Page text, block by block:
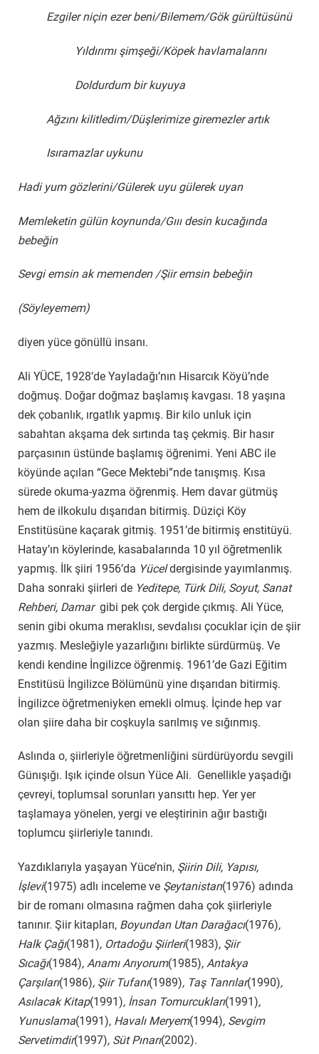
Ezgiler niçin ezer beni/Bilemem/Gök gürültüsünü
Yıldırımı şimşeği/Köpek havlamalarını
Doldurdum bir kuyuya
Ağzını kilitledim/Düşlerimize giremezler artık
Isıramazlar uykunu
Hadi yum gözlerini/Gülerek uyu gülerek uyan
Memleketin gülün koynunda/Gııı desin kucağında
bebeğin
Sevgi emsin ak memenden /Şiir emsin bebeğin
(Söyleyemem)
diyen yüce gönüllü insanı.
Ali YÜCE, 1928’de Yayladağı’nın Hisarcık Köyü’nde
doğmuş. Doğar doğmaz başlamış kavgası. 18 yaşına
dek çobanlık, ırgatlık yapmış. Bir kilo unluk için
sabahtan akşama dek sırtında taş çekmiş. Bir hasır
parçasının üstünde başlamış öğrenimi. Yeni ABC ile
köyünde açılan “Gece Mektebi”nde tanışmış. Kısa
sürede okuma-yazma öğrenmiş. Hem davar gütmüş
hem de ilkokulu dışarıdan bitirmiş. Düziçi Köy
Enstitüsüne kaçarak gitmiş. 1951’de bitirmiş enstitüyü.
Hatay’ın köylerinde, kasabalarında 10 yıl öğretmenlik
yapmış. İlk şiiri 1956’da Yüceldergisinde yayımlanmış.
Daha sonraki şiirleri de Yeditepe, Türk Dili, Soyut, Sanat
Rehberi, Damar gibi pek çok dergide çıkmış. Ali Yüce,
senin gibi okuma meraklısı, sevdalısı çocuklar için de şiir
yazmış. Mesleğiyle yazarlığını birlikte sürdürmüş. Ve
kendi kendine İngilizce öğrenmiş. 1961’de Gazi Eğitim
Enstitüsü İngilizce Bölümünü yine dışarıdan bitirmiş.
İngilizce öğretmeniyken emekli olmuş. İçinde hep var
olan şiire daha bir coşkuyla sarılmış ve sığınmış.
Aslında o, şiirleriyle öğretmenliğini sürdürüyordu sevgili
Günışığı. Işık içinde olsun Yüce Ali. Genellikle yaşadığı
çevreyi, toplumsal sorunları yansıttı hep. Yer yer
taşlamaya yönelen, yergi ve eleştirinin ağır bastığı
toplumcu şiirleriyle tanındı.
Yazdıklarıyla yaşayan Yüce’nin, Şiirin Dili, Yapısı,
İşlevi(1975) adlı inceleme ve Şeytanistan(1976) adında
bir de romanı olmasına rağmen daha çok şiirleriyle
tanınır. Şiir kitapları, Boyundan Utan Darağacı(1976),
Halk Çağı(1981), Ortadoğu Şiirleri(1983), Şiir
Sıcağı(1984), Anamı Arıyorum(1985), Antakya
Çarşıları(1986), Şiir Tufanı(1989), Taş Tanrılar(1990),
Asılacak Kitap(1991), İnsan Tomurcukları(1991),
Yunuslama(1991), Havalı Meryem(1994), Sevgim
Servetimdir(1997), Süt Pınarı(2002).